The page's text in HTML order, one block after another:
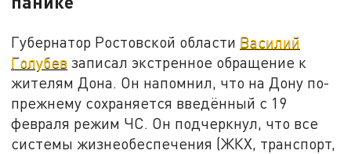
Губернатор Ростовской области Василий
Голубев записал экстренное обращение к
жителям Дона. Он напомнил, что на Дону по-
прежнему сохраняется введённый с 19
февраля режим ЧС. Он подчеркнул, что все
системы жизнеобеспечения (ЖКХ, транспорт,